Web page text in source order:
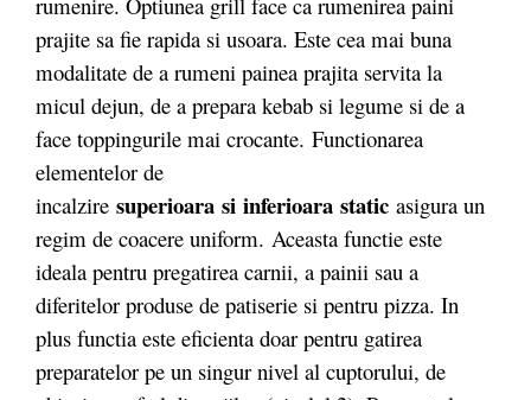
prajite sa fie rapida si usoara. Este cea mai buna
modalitate de a rumeni painea prajita servita la
micul dejun, de a prepara kebab si legume si de a
face toppingurile mai crocante. Functionarea
elementelor de
incalzire superioara si inferioara static asigura un
regim de coacere uniform. Aceasta functie este
ideala pentru pregatirea carnii, a painii sau a
diferitelor produse de patiserie si pentru pizza. In
plus functia este eficienta doar pentru gatirea
preparatelor pe un singur nivel al cuptorului, de